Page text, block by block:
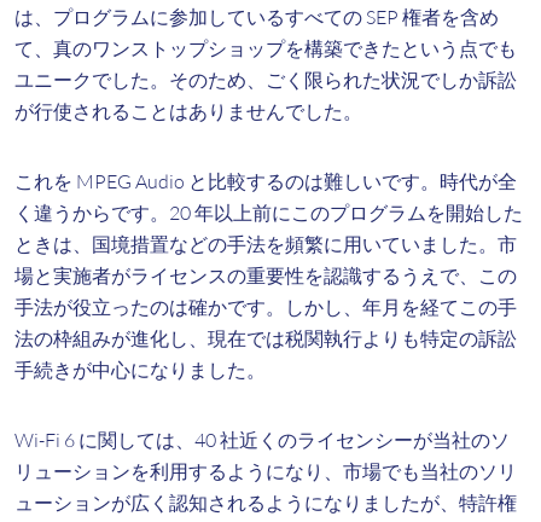
は、プログラムに参加しているすべての SEP 権者を含め
て、真のワンストップショップを構築できたという点でも
ユニークでした。そのため、ごく限られた状況でしか訴訟
が行使されることはありませんでした。
これを MPEG Audio と比較するのは難しいです。時代が全
く違うからです。20 年以上前にこのプログラムを開始した
ときは、国境措置などの手法を頻繁に用いていました。市
場と実施者がライセンスの重要性を認識するうえで、この
手法が役立ったのは確かです。しかし、年月を経てこの手
法の枠組みが進化し、現在では税関執行よりも特定の訴訟
手続きが中心になりました。
Wi-Fi 6 に関しては、40 社近くのライセンシーが当社のソ
リューションを利用するようになり、市場でも当社のソリ
ューションが広く認知されるようになりましたが、特許権